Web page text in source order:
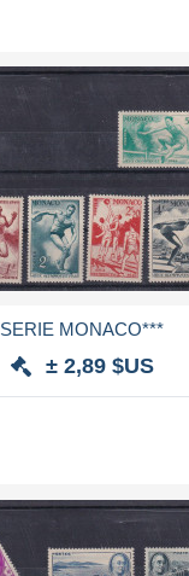
SERIE MONACO***
± 2,89 $US